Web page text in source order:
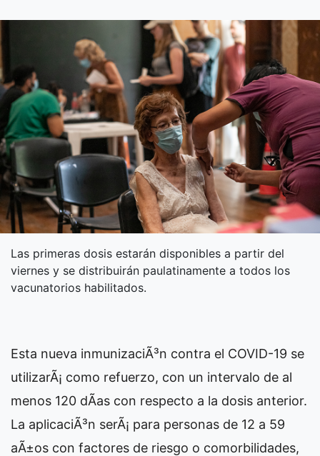
Las primeras dosis estarán disponibles a partir del
viernes y se distribuirán paulatinamente a todos los
vacunatorios habilitados.
Esta nueva inmunizaciÃ³n contra el COVID-19 se
utilizarÃ¡ como refuerzo, con un intervalo de al
menos 120 dÃ­as con respecto a la dosis anterior.
La aplicaciÃ³n serÃ¡ para personas de 12 a 59
aÃ±os con factores de riesgo o comorbilidades,